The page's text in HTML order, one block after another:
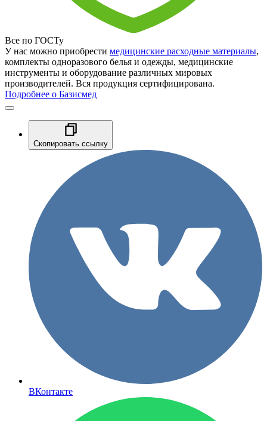
Все по ГОСТу
У нас можно приобрести медицинские расходные материалы,
комплекты одноразового белья и одежды, медицинские
инструменты и оборудование различных мировых
производителей. Вся продукция сертифицирована.
Подробнее о Базисмед
Скопировать ссылку
ВКонтакте